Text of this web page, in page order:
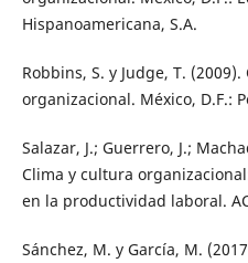
Hispanoamericana, S.A.
Robbins, S. y Judge, T.
organizacional. México, D.F.:
Salazar, J.; Guerrero, J.;
Clima y cultura
en la productividad laboral.
Sánchez, M. y García, M.